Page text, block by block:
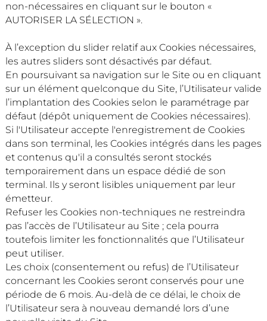
non-nécessaires en cliquant sur le bouton «
AUTORISER LA SÉLECTION ».
À l’exception du slider relatif aux Cookies nécessaires,
les autres sliders sont désactivés par défaut.
En poursuivant sa navigation sur le Site ou en cliquant
sur un élément quelconque du Site, l’Utilisateur valide
l’implantation des Cookies selon le paramétrage par
défaut (dépôt uniquement de Cookies nécessaires).
Si l'Utilisateur accepte l'enregistrement de Cookies
dans son terminal, les Cookies intégrés dans les pages
et contenus qu'il a consultés seront stockés
temporairement dans un espace dédié de son
terminal. Ils y seront lisibles uniquement par leur
émetteur.
Refuser les Cookies non-techniques ne restreindra
pas l’accès de l’Utilisateur au Site ; cela pourra
toutefois limiter les fonctionnalités que l’Utilisateur
peut utiliser.
Les choix (consentement ou refus) de l’Utilisateur
concernant les Cookies seront conservés pour une
période de 6 mois. Au-delà de ce délai, le choix de
l’Utilisateur sera à nouveau demandé lors d’une